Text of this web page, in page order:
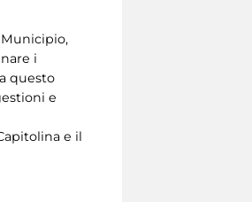
Municipio,
i
questo
e
e il